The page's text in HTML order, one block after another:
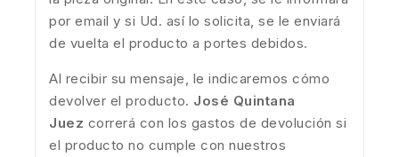
por email y si Ud. así lo solicita, se le enviará
de vuelta el producto a portes debidos.
Al recibir su mensaje, le indicaremos cómo
devolver el producto. José Quintana
Juez correrá con los gastos de devolución si
el producto no cumple con nuestros